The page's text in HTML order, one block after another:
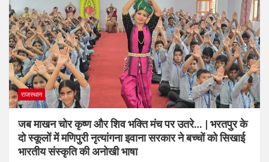
राजस्थान
जब माखन चोर कृष्ण और शिव भक्ति मंच पर उतरे… | भरतपुर के
दो स्कूलों में मणिपुरी नृत्यांगना इवाना सरकार ने बच्चों को सिखाई
भारतीय संस्कृति की अनोखी भाषा